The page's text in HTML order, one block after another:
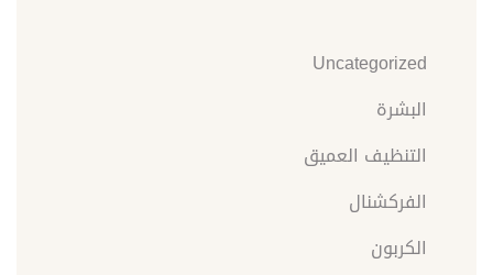
Uncategorized
البشرة
التنظيف العميق
الفركشنال
الكربون